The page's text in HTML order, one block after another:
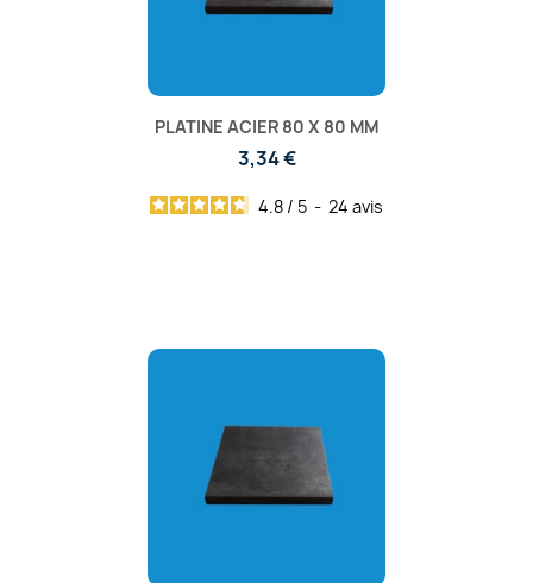
PLATINE ACIER 80 X 80 MM
3,34 €
4.8 / 5 - 24 avis